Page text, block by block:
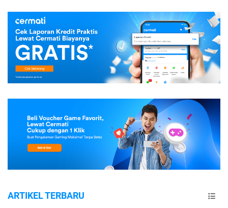
ARTIKEL TERBARU